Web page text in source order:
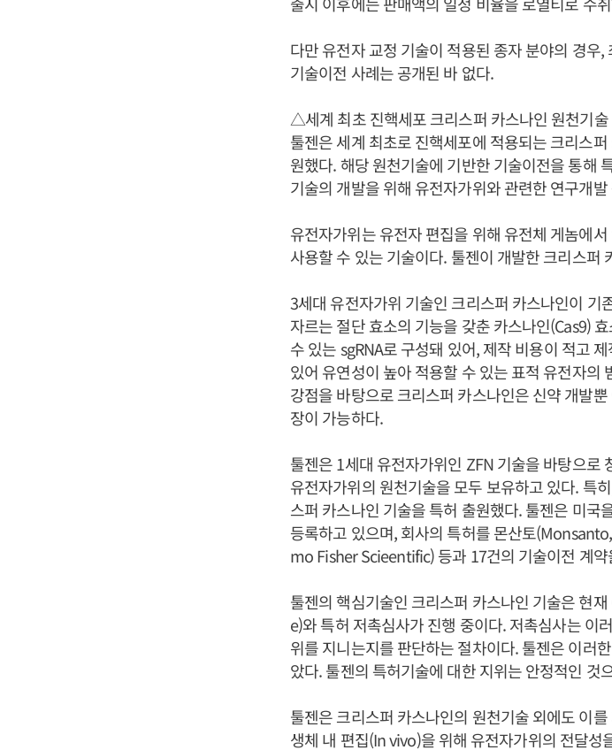
다만 유전자 교정 기술이 적용된 종자 분야의 경우
기술이전 사례는 공개된 바 없다.
△세계 최초 진핵세포 크리스퍼 카스나인 원천기술
툴젠은 세계 최초로 진핵세포에 적용되는 크리스
원했다. 해당 원천기술에 기반한 기술이전을 통해
기술의 개발을 위해 유전자가위와 관련한 연구개
유전자가위는 유전자 편집을 위해 유전체 게놈에
사용할 수 있는 기술이다. 툴젠이 개발한 크리스퍼
3세대 유전자가위 기술인 크리스퍼 카스나인이 기
자르는 절단 효소의 기능을 갖춘 카스나인(Cas9)
수 있는 sgRNA로 구성돼 있어, 제작 비용이 적고
있어 유연성이 높아 적용할 수 있는 표적 유전자의
강점을 바탕으로 크리스퍼 카스나인은 신약 개발
장이 가능하다.
툴젠은 1세대 유전자가위인 ZFN 기술을 바탕으로
유전자가위의 원천기술을 모두 보유하고 있다. 특
스퍼 카스나인 기술을 특허 출원했다. 툴젠은 미국
등록하고 있으며, 회사의 특허를 몬산토
mo Fisher Scieentific) 등과 17건의 기술이전 계
툴젠의 핵심기술인 크리스퍼 카스나인 기술은 현
e)와 특허 저촉심사가 진행 중이다. 저촉심사는 이
위를 지니는지를 판단하는 절차이다. 툴젠은 이러
았다. 툴젠의 특허기술에 대한 지위는 안정적인 것
툴젠은 크리스퍼 카스나인의 원천기술 외에도 이
생체 내 편집(In vivo)을 위해 유전자가위의 전달